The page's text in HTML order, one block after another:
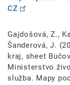
CZ
Gajdošová, Z.,
Šanderová, J.
kraj, sheet
Ministerstvo
služba. Mapy